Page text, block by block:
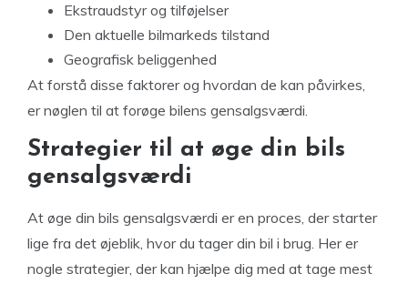
Ekstraudstyr og tilføjelser
Den aktuelle bilmarkeds tilstand
Geografisk beliggenhed
At forstå disse faktorer og hvordan de kan påvirkes,
er nøglen til at forøge bilens gensalgsværdi.
Strategier til at øge din bils
gensalgsværdi
At øge din bils gensalgsværdi er en proces, der starter
lige fra det øjeblik, hvor du tager din bil i brug. Her er
nogle strategier, der kan hjælpe dig med at tage mest